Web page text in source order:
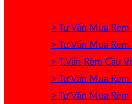
> Tư Vấn Mua Rèm
> Tư Vấn Mua Rèm
> T.Vấn Rèm Cầu
> Tư Vấn Mua
> Tư Vấn Mua Rèm